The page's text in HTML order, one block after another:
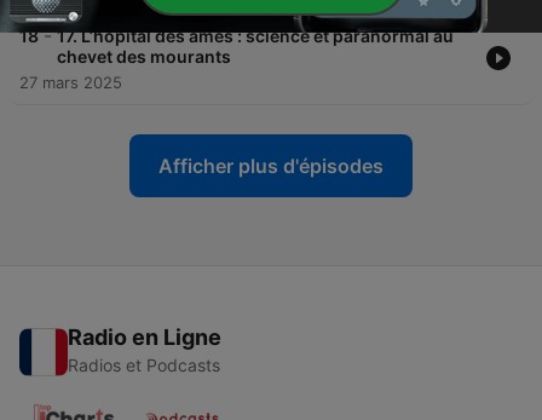
18 - 17. L’hôpital des âmes : science et paranormal au
chevet des mourants
27 mars 2025
Afficher plus d'épisodes
Radio en Ligne
Radios et Podcasts